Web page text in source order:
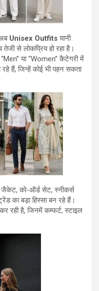
Unisex Outfitsयानी
से लोकप्रिय हो रहा है।
या “Women” कैटेगरी में
हैं, जिन्हें कोई भी पहन सकता
जैकेट, को-ऑर्ड सेट, स्नीकर्स
का बड़ा हिस्सा बन रहे हैं।
रही है, जिनमें कम्फर्ट, स्टाइल